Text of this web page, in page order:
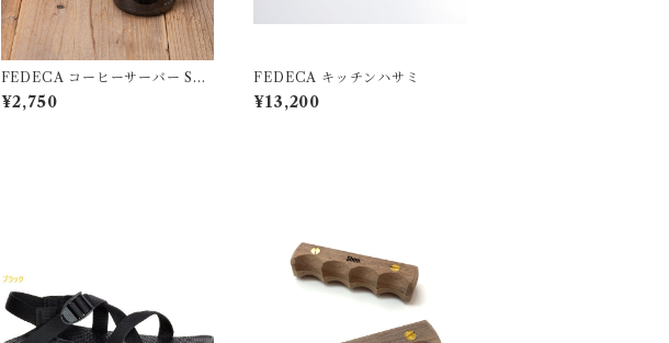
FEDECA コーヒーサーバー STR
ON 小
¥2,750
FEDECA キッチンハサミ
¥13,200